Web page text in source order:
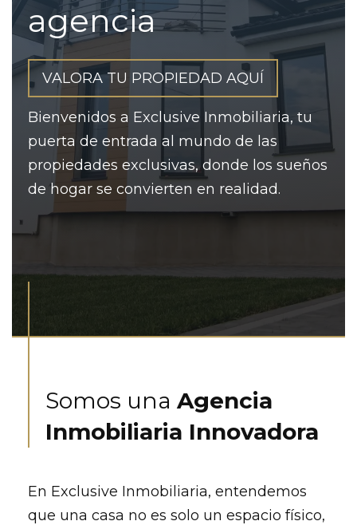
agencia
VALORA TU PROPIEDAD AQUÍ
Bienvenidos a Exclusive Inmobiliaria, tu
puerta de entrada al mundo de las
propiedades exclusivas, donde los sueños
de hogar se convierten en realidad.
Somos una Agencia
Inmobiliaria Innovadora
En Exclusive Inmobiliaria, entendemos
que una casa no es solo un espacio físico,